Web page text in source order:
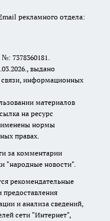
рекламного отдела:
7378360181.
выдано
информационных
материалов
на ресурс
нормы
правах.
за комментарии
"народные новости".
рекомендательные
и анализа сведений,
сети "Интернет",